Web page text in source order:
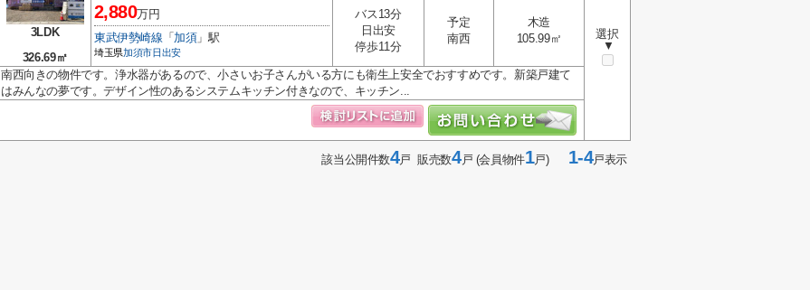
3LDK
326.69㎡
選択
▼
2,880万円
東武伊勢崎線 「 加須」駅
埼玉県加須市日出安
バス13分
日出安
停歩11分
予定
南西
木造
105.99㎡
南西向きの物件です。浄水器があるので、小さいお子さんがいる方にも衛生上安全でおすすめです。新築戸建て
はみんなの夢です。デザイン性のあるシステムキッチン付きなので、キッチン...
該当公開件数4戸 販売数4戸 (会員物件1戸)1-4戸表示